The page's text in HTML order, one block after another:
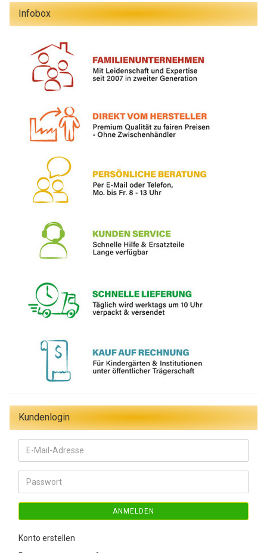
Infobox
Kundenlogin
E-
Mail-
Adresse
Passwort
ANMELDEN
Konto erstellen